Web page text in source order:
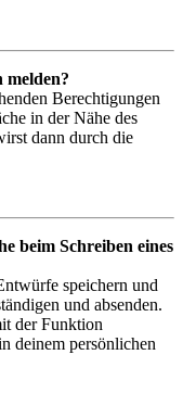
melden?
Berechtigungen
in der Nähe des
dann durch die
beim Schreiben eines
speichern und
und absenden.
der Funktion
deinem persönlichen